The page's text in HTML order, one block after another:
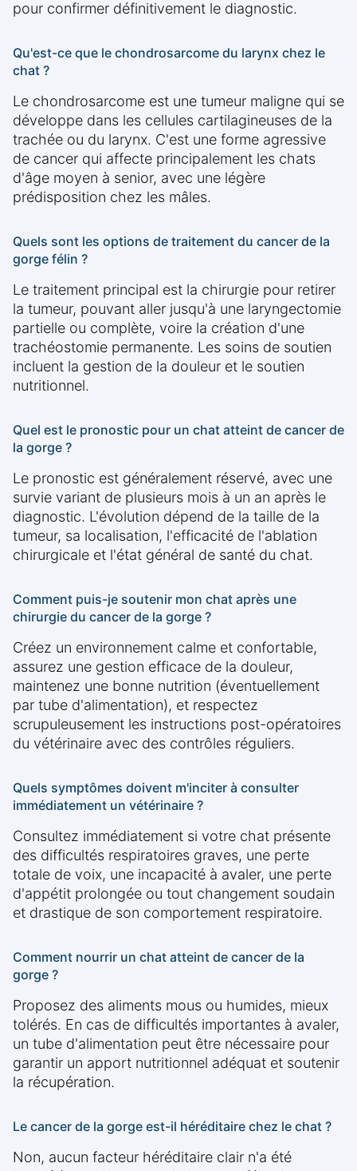
pour confirmer définitivement le diagnostic.
Qu'est-ce que le chondrosarcome du larynx chez le
chat ?
Le chondrosarcome est une tumeur maligne qui se
développe dans les cellules cartilagineuses de la
trachée ou du larynx. C'est une forme agressive
de cancer qui affecte principalement les chats
d'âge moyen à senior, avec une légère
prédisposition chez les mâles.
Quels sont les options de traitement du cancer de la
gorge félin ?
Le traitement principal est la chirurgie pour retirer
la tumeur, pouvant aller jusqu'à une laryngectomie
partielle ou complète, voire la création d'une
trachéostomie permanente. Les soins de soutien
incluent la gestion de la douleur et le soutien
nutritionnel.
Quel est le pronostic pour un chat atteint de cancer de
la gorge ?
Le pronostic est généralement réservé, avec une
survie variant de plusieurs mois à un an après le
diagnostic. L'évolution dépend de la taille de la
tumeur, sa localisation, l'efficacité de l'ablation
chirurgicale et l'état général de santé du chat.
Comment puis-je soutenir mon chat après une
chirurgie du cancer de la gorge ?
Créez un environnement calme et confortable,
assurez une gestion efficace de la douleur,
maintenez une bonne nutrition (éventuellement
par tube d'alimentation), et respectez
scrupuleusement les instructions post-opératoires
du vétérinaire avec des contrôles réguliers.
Quels symptômes doivent m'inciter à consulter
immédiatement un vétérinaire ?
Consultez immédiatement si votre chat présente
des difficultés respiratoires graves, une perte
totale de voix, une incapacité à avaler, une perte
d'appétit prolongée ou tout changement soudain
et drastique de son comportement respiratoire.
Comment nourrir un chat atteint de cancer de la
gorge ?
Proposez des aliments mous ou humides, mieux
tolérés. En cas de difficultés importantes à avaler,
un tube d'alimentation peut être nécessaire pour
garantir un apport nutritionnel adéquat et soutenir
la récupération.
Le cancer de la gorge est-il héréditaire chez le chat ?
Non, aucun facteur héréditaire clair n'a été